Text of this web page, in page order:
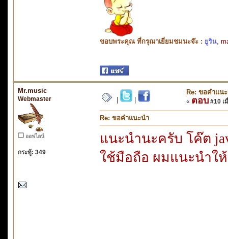
ขอบพระคุณ ที่กรุณาเยี่ยมชมนะจ๊ะ : ยูริน
Mr.music
Webmaster
ออฟไลน์
กระทู้: 349
Re: ขอคำแน
« ตอบ #10 เ
Re: ขอคำแนะนำ
แนะนำนะครับ โค๊ต
ใช้มือถือ ผมแนะนำใ